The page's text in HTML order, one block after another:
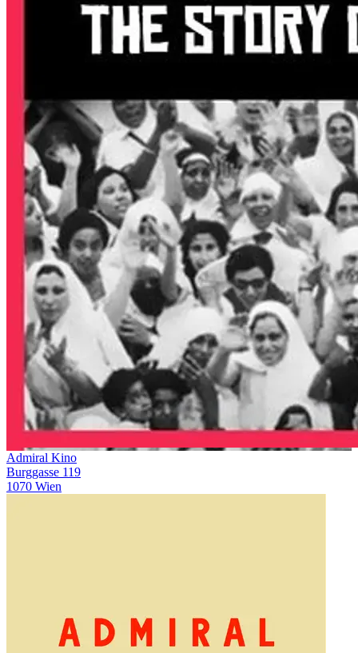
Admiral Kino
Burggasse 119
1070 Wien